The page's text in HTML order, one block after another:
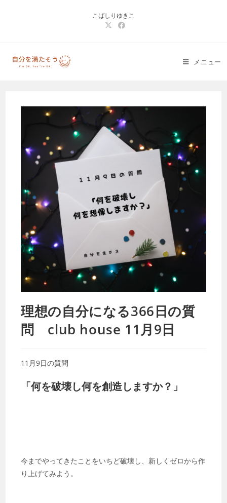
こばしりゆきこ
メニュー
理想の自分になる366日の質
問 club house 11月9日
11月9日の質問
「何を破壊し何を創造しますか？」
今までやってきたことをいちど破壊し、新しくゼロから作
り上げてみよう。